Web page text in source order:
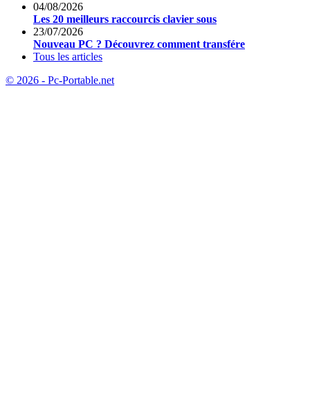
04/08/2026
Les 20 meilleurs raccourcis clavier sous
23/07/2026
Nouveau PC ? Découvrez comment transfére
Tous les articles
© 2026 - Pc-Portable.net